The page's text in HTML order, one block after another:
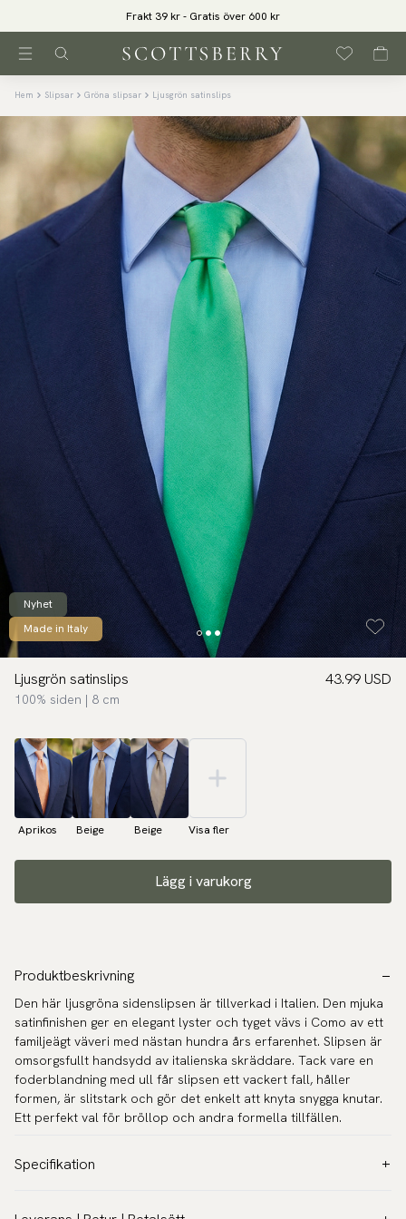
Frakt 39 kr - Gratis över 600 kr
Hem Slipsar Gröna slipsar Ljusgrön satinslips
Nyhet
Made in Italy
Ljusgrön satinslips
100% siden | 8 cm
43.99 USD
Aprikos Beige Beige Visa fler
Lägg i varukorg
Produktbeskrivning
Den här ljusgröna sidenslipsen är tillverkad i Italien. Den mjuka
satinfinishen ger en elegant lyster och tyget vävs i Como av ett
familjeägt väveri med nästan hundra års erfarenhet. Slipsen är
omsorgsfullt handsydd av italienska skräddare. Tack vare en
foderblandning med ull får slipsen ett vackert fall, håller
formen, är slitstark och gör det enkelt att knyta snygga knutar.
Ett perfekt val för bröllop och andra formella tillfällen.
Specifikation